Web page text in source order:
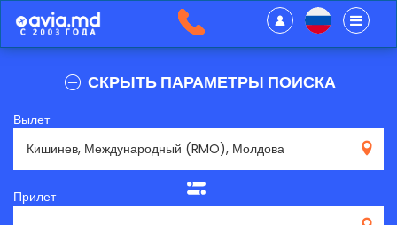
СКРЫТЬ ПАРАМЕТРЫ ПОИСКА
Вылет
Прилет